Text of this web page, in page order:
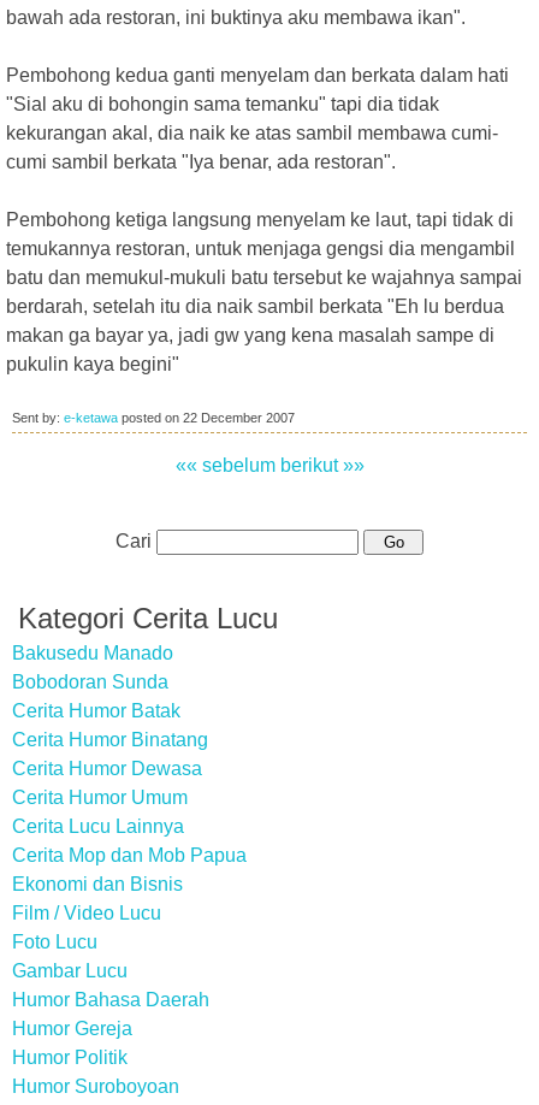
bawah ada restoran, ini buktinya aku membawa ikan".
Pembohong kedua ganti menyelam dan berkata dalam hati
"Sial aku di bohongin sama temanku" tapi dia tidak
kekurangan akal, dia naik ke atas sambil membawa cumi-
cumi sambil berkata "Iya benar, ada restoran".
Pembohong ketiga langsung menyelam ke laut, tapi tidak di
temukannya restoran, untuk menjaga gengsi dia mengambil
batu dan memukul-mukuli batu tersebut ke wajahnya sampai
berdarah, setelah itu dia naik sambil berkata "Eh lu berdua
makan ga bayar ya, jadi gw yang kena masalah sampe di
pukulin kaya begini"
Sent by: e-ketawa posted on 22 December 2007
«« sebelum berikut »»
Cari
Kategori Cerita Lucu
Bakusedu Manado
Bobodoran Sunda
Cerita Humor Batak
Cerita Humor Binatang
Cerita Humor Dewasa
Cerita Humor Umum
Cerita Lucu Lainnya
Cerita Mop dan Mob Papua
Ekonomi dan Bisnis
Film / Video Lucu
Foto Lucu
Gambar Lucu
Humor Bahasa Daerah
Humor Gereja
Humor Politik
Humor Suroboyoan